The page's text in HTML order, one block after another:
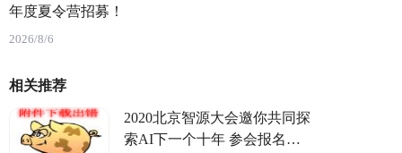
年度夏令营招募！
2026/8/6
相关推荐
2020北京智源大会邀你共同探
索AI下一个十年 参会报名现